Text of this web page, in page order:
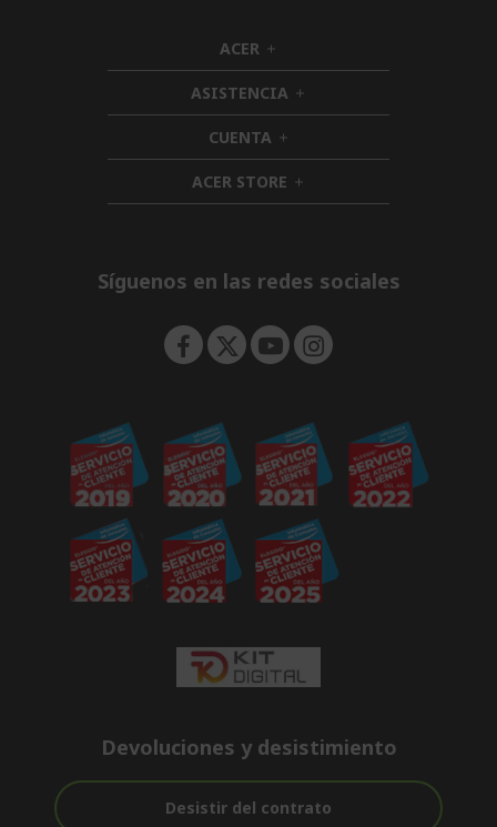
ACER h
i
d
d
e
n
ASISTENCIA h
i
d
e
n
CUENTA h
i
d
d
ACER STORE h
i
e
Síguenos en las redes sociales
Devoluciones y desistimiento
Desistir del contrato